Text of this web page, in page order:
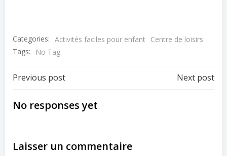
Categories: Activités faciles pour enfant
Centre de loisirs
Tags:
No Tag
Post
navigation
Previous post Next post
No responses yet
Laisser un commentaire